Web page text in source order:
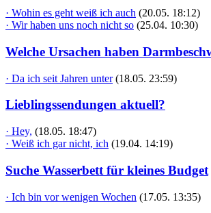
· Wohin es geht weiß ich auch (20.05. 18:12)
· Wir haben uns noch nicht so (25.04. 10:30)
Welche Ursachen haben
· Da ich seit Jahren unter (18.05. 23:59)
Lieblingssendungen aktuell?
· Hey, (18.05. 18:47)
· Weiß ich gar nicht, ich (19.04. 14:19)
Suche Wasserbett für kleines Budget
· Ich bin vor wenigen Wochen (17.05. 13:35)